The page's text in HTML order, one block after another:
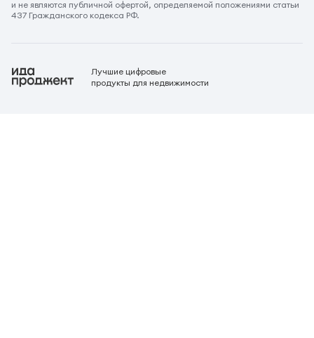
и не являются публичной офертой, определяемой положениями статьи
437 Гражданского кодекса РФ.
Лучшие цифровые
продукты для недвижимости